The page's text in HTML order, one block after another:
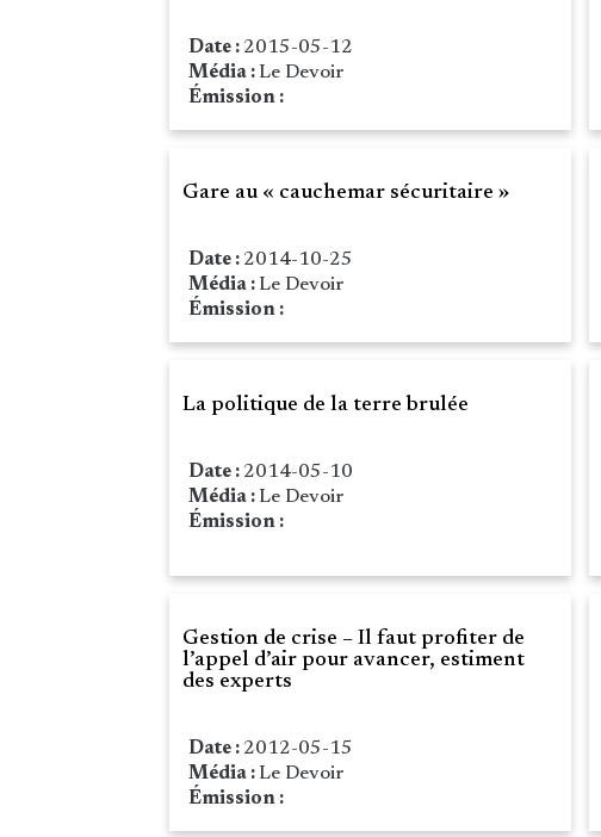
Date : 2015-05-12
Média : Le Devoir
Émission :
Gare au « cauchemar sécuritaire »
Date : 2014-10-25
Média : Le Devoir
Émission :
La politique de la terre brulée
Date : 2014-05-10
Média : Le Devoir
Émission :
Gestion de crise – Il faut profiter de
l’appel d’air pour avancer, estiment
des experts
Date : 2012-05-15
Média : Le Devoir
Émission :